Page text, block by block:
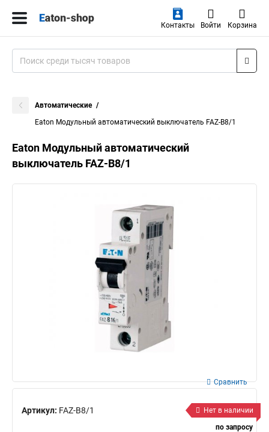
Контакты Войти Корзина
Автоматические
Eaton Модульный автоматический выключатель FAZ-B8/1
Eaton Модульный автоматический
выключатель FAZ-B8/1
Артикул: FAZ-B8/1
Сравнить
Нет в наличии
по запросу